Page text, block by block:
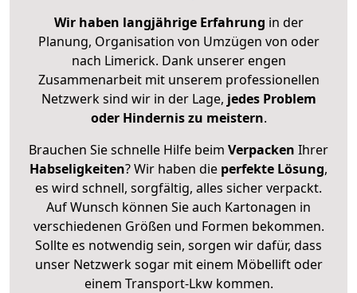
Wir haben langjährige Erfahrung in der
Planung, Organisation von Umzügen von oder
nach Limerick. Dank unserer engen
Zusammenarbeit mit unserem professionellen
Netzwerk sind wir in der Lage, jedes Problem
oder Hindernis zu meistern.
Brauchen Sie schnelle Hilfe beim Verpacken Ihrer
Habseligkeiten? Wir haben die perfekte Lösung,
es wird schnell, sorgfältig, alles sicher verpackt.
Auf Wunsch können Sie auch Kartonagen in
verschiedenen Größen und Formen bekommen.
Sollte es notwendig sein, sorgen wir dafür, dass
unser Netzwerk sogar mit einem Möbellift oder
einem Transport-Lkw kommen.